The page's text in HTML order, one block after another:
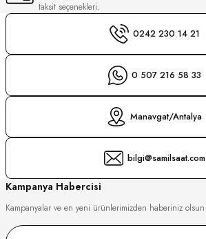
taksit seçenekleri.
0242 230 14 21
0 507 216 58 33
Manavgat/Antalya
bilgi@samilsaat.com
Kampanya Habercisi
Kampanyalar ve en yeni ürünlerimizden haberiniz olsun